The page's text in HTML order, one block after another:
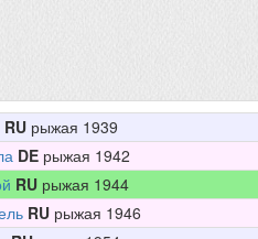
RU рыжая 1939
DE рыжая 1942
RU рыжая 1944
RU рыжая 1946